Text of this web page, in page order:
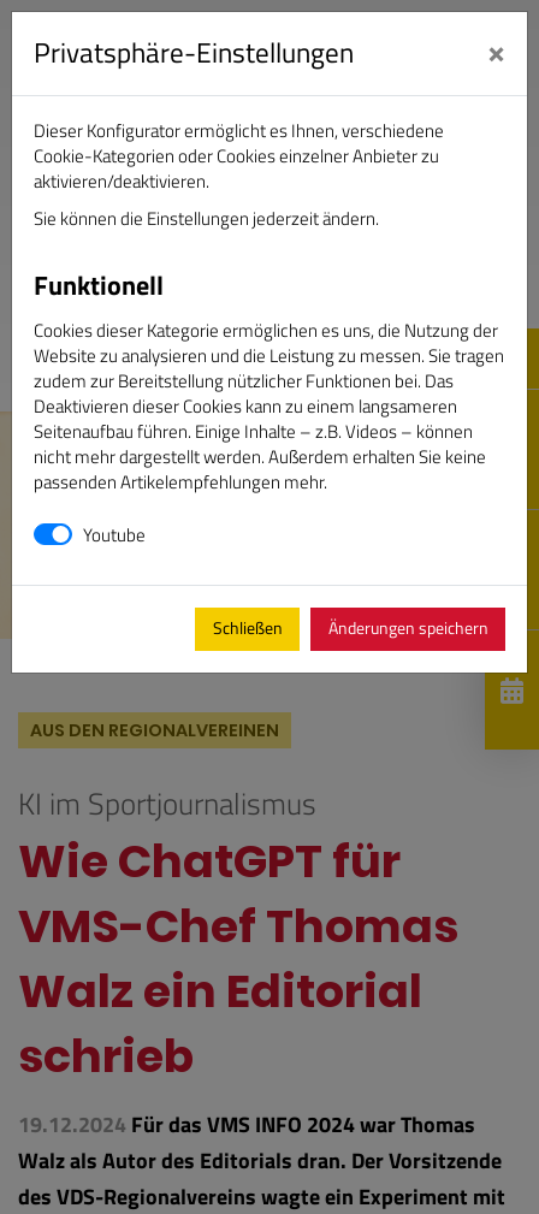
Verband Deutscher Sportjournalisten e.V.
AUS DEN REGIONALVEREINEN
KI im Sportjournalismus
Wie ChatGPT für
VMS-Chef Thomas
Walz ein Editorial
schrieb
19.12.2024 Für das VMS INFO 2024 war Thomas
Walz als Autor des Editorials dran. Der Vorsitzende
des VDS-Regionalvereins wagte ein Experiment mit
Privatsphäre-Einstellungen ×
Dieser Konfigurator ermöglicht es Ihnen, verschiedene
Cookie-Kategorien oder Cookies einzelner Anbieter zu
aktivieren/deaktivieren.
Sie können die Einstellungen jederzeit ändern.
Funktionell
Cookies dieser Kategorie ermöglichen es uns, die Nutzung der
Website zu analysieren und die Leistung zu messen. Sie tragen
zudem zur Bereitstellung nützlicher Funktionen bei. Das
Deaktivieren dieser Cookies kann zu einem langsameren
Seitenaufbau führen. Einige Inhalte – z.B. Videos – können
nicht mehr dargestellt werden. Außerdem erhalten Sie keine
passenden Artikelempfehlungen mehr.
Youtube
Schließen Änderungen speichern